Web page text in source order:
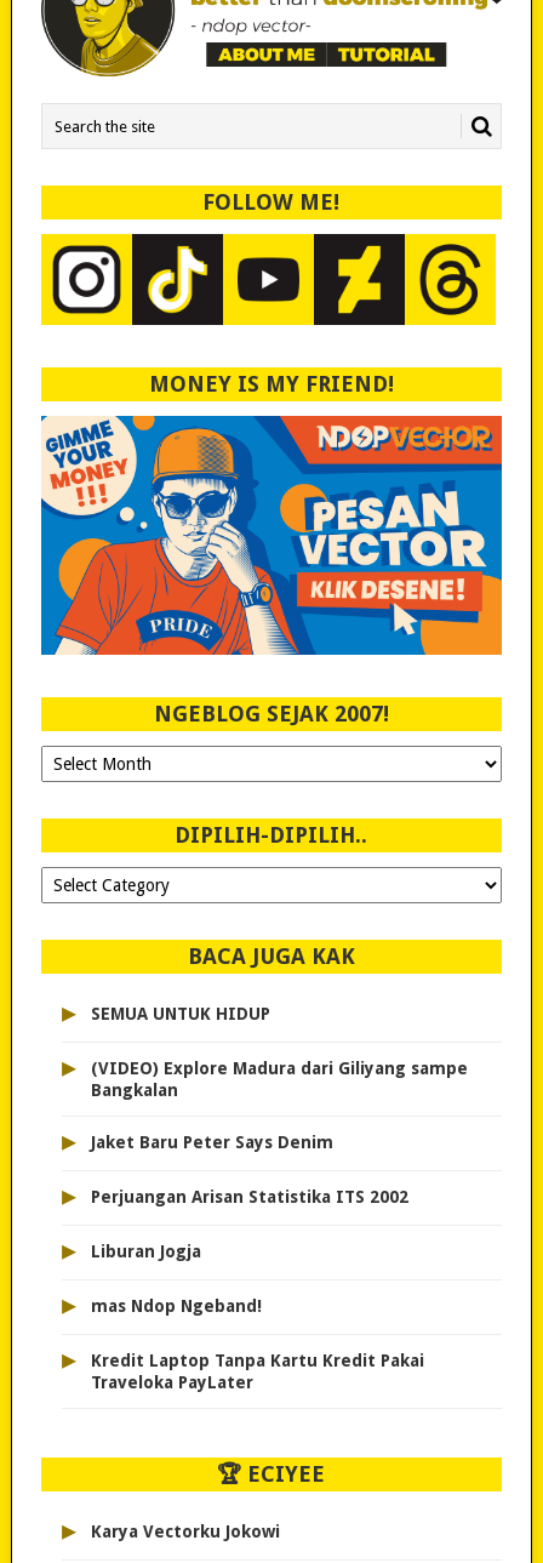
FOLLOW ME!
MONEY IS MY FRIEND!
NGEBLOG SEJAK 2007!
Ngeblog
Sejak
DIPILIH-DIPILIH..
Dipilih-
dipilih..
BACA JUGA KAK
▸ SEMUA UNTUK HIDUP
▸
(VIDEO) Explore Madura dari Giliyang sampe
Bangkalan
▸ Jaket Baru Peter Says Denim
▸ Perjuangan Arisan Statistika ITS 2002
▸ Liburan Jogja
▸ mas Ndop Ngeband!
▸
Kredit Laptop Tanpa Kartu Kredit Pakai
Traveloka PayLater
🏆 ECIYEE
▸ Karya Vectorku Jokowi